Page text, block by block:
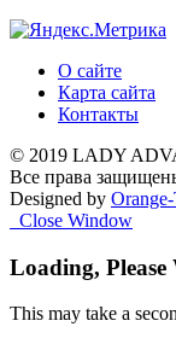
О сайте
Карта сайта
Контакты
© 2019 LADY
Все права
Designed by
Close Window
Loading, Please
This may take a